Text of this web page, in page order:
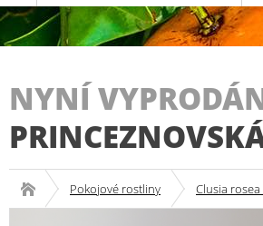
NYNÍ
Pokojové rostliny Clusia